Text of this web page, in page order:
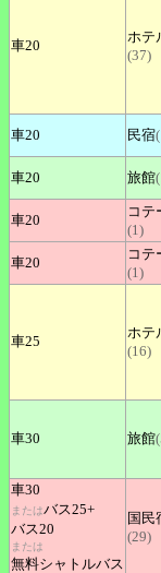
車20
ホテ
(37)
車20
民宿
車20
旅館
車20
コテ
(1)
車20
コテ
(1)
車25
ホテ
(16)
車30 旅館
車30
またはバス25+
バス20
または
無料シャトルバス
国民
(29)